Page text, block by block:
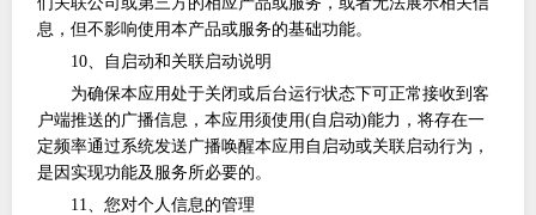
息，但不影响使用本产品或服务的基础功能。
10、自启动和关联启动说明
为确保本应用处于关闭或后台运行状态下可正常接收到客
户端推送的广播信息，本应用须使用(自启动)能力，将存在一
定频率通过系统发送广播唤醒本应用自启动或关联启动行为，
是因实现功能及服务所必要的。
11、您对个人信息的管理